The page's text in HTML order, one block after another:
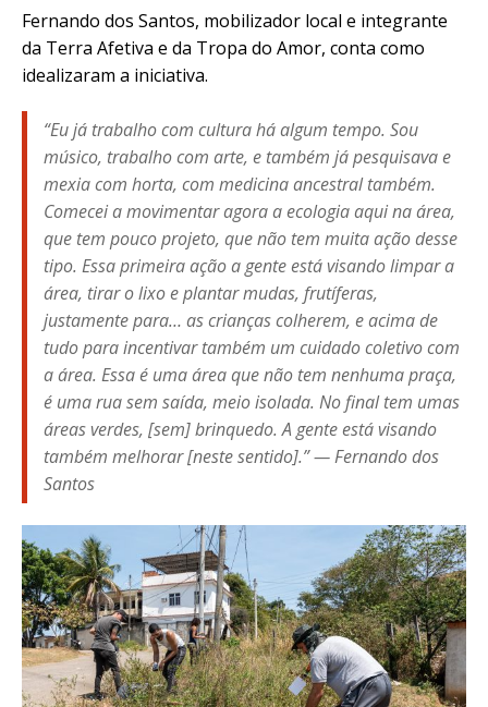
Fernando dos Santos, mobilizador local e integrante
da Terra Afetiva e da Tropa do Amor, conta como
idealizaram a iniciativa.
“Eu já trabalho com cultura há algum tempo. Sou
músico, trabalho com arte, e também já pesquisava e
mexia com horta, com medicina ancestral também.
Comecei a movimentar agora a ecologia aqui na área,
que tem pouco projeto, que não tem muita ação desse
tipo. Essa primeira ação a gente está visando limpar a
área, tirar o lixo e plantar mudas, frutíferas,
justamente para… as crianças colherem, e acima de
tudo para incentivar também um cuidado coletivo com
a área. Essa é uma área que não tem nenhuma praça,
é uma rua sem saída, meio isolada. No final tem umas
áreas verdes, [sem] brinquedo. A gente está visando
também melhorar [neste sentido].” — Fernando dos
Santos